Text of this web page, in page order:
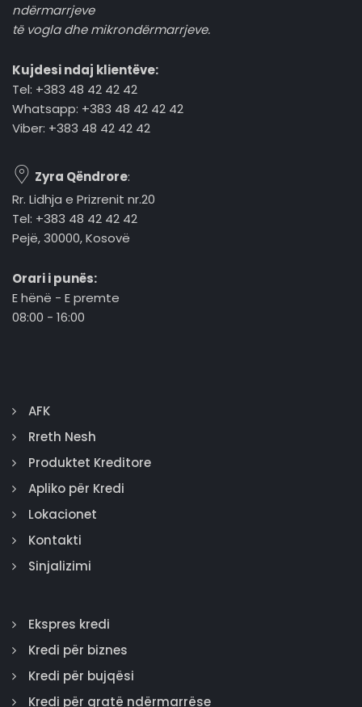
ndërmarrjeve
të vogla dhe mikrondërmarrjeve.
Kujdesi ndaj klientëve:
Tel: +383 48 42 42 42
Whatsapp: +383 48 42 42 42
Viber: +383 48 42 42 42
Zyra Qëndrore:
Rr. Lidhja e Prizrenit nr.20
Tel: +383 48 42 42 42
Pejë, 30000, Kosovë
Orari i punës:
E hënë - E premte
08:00 - 16:00
AFK
Rreth Nesh
Produktet Kreditore
Apliko për Kredi
Lokacionet
Kontakti
Sinjalizimi
Ekspres kredi
Kredi për biznes
Kredi për bujqësi
Kredi për gratë ndërmarrëse